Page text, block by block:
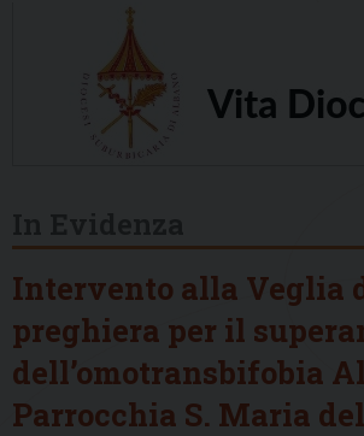
Intervento alla Veglia
preghiera per il
dell’omotransbifobia
Parrocchia S. Maria